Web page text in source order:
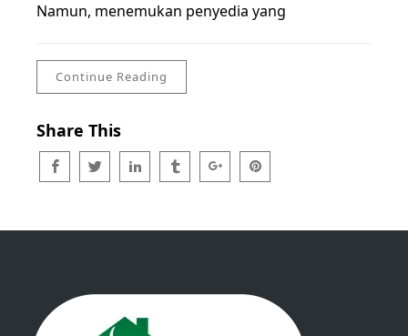
Namun, menemukan penyedia yang
Continue Reading
Share This